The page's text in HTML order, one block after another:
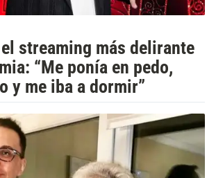
streaming más delirante
“Me ponía en pedo,
y me iba a dormir”